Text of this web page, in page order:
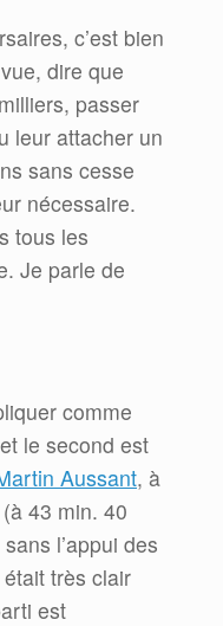
c’est bien
dire que
passer
leur attacher un
sans cesse
nécessaire.
tous les
Je parle de
comme
le second est
Aussant, à
43 min. 40
l’appui des
très clair
est